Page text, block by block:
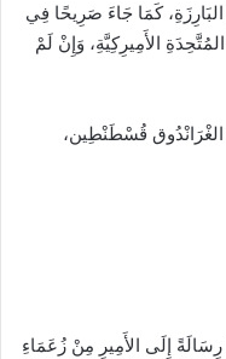
كَمَا جَاءَ صَرِيحًا فِي
الأَمِيرِكِيَّةِ، وَإِنْ لَمْ
الغْرَانْدُوق قُسْطَنْطِين،
إِلَى الأَمِيرِ مِنْ زُعَمَاءِ